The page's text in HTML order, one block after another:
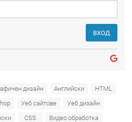
ВХОД
дизайн Английски
HTML
Уеб сайтове
Уеб дизайн
CSS
Видео обработка